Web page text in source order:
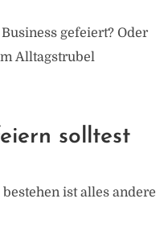
gefeiert? Oder
Alltagstrubel
solltest
ist alles andere